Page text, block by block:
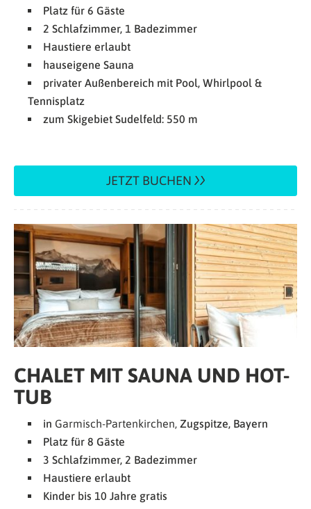
Platz für 6 Gäste
2 Schlafzimmer, 1 Badezimmer
Haustiere erlaubt
hauseigene Sauna
privater Außenbereich mit Pool, Whirlpool &
Tennisplatz
zum Skigebiet Sudelfeld: 550 m
JETZT BUCHEN
CHALET MIT SAUNA UND HOT-
TUB
in Garmisch-Partenkirchen, Zugspitze, Bayern
Platz für 8 Gäste
3 Schlafzimmer, 2 Badezimmer
Haustiere erlaubt
Kinder bis 10 Jahre gratis